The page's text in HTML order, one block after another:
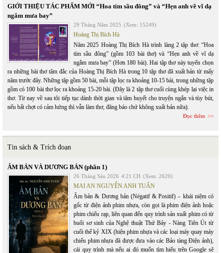
GIỚI THIỆU TÁC PHẨM MỚI “Hoa tím sầu đông” và “Hẹn anh về vĩ dạ
ngắm mưa bay”
29 Tháng Năm 2025 (Xem: 15249)
Hoàng Thị Bích Hà
Năm 2025 Hoàng Thị Bích Hà trình làng 2 tập thơ: “Hoa
tím sầu đông” (gồm 103 bài thơ) và “Hẹn anh về vĩ dạ
ngắm mưa bay” (Hơn 180 bài). Hai tập thơ này tuyển chọn
ra những bài thơ tâm đắc của Hoàng Thị Bích Hà trong 10 tập thơ đã xuất bản từ mấy
năm trước đây. Những tập gồm 50 bài, mỗi tập lọc ra khoảng 10-15 bài, trong những tập
gồm có 100 bài thơ lọc ra khoảng 15-20 bài. (Đây là 2 tập thơ cuối cùng khép lại việc in
thơ. Từ nay về sau tôi tiếp tục dành thời gian và tâm huyết cho truyện ngắn và tùy bút,
nếu bất chợt có cảm hứng thì vẫn làm thơ, đăng báo chứ không xuất bản nữa).
Đọc thêm
Tin sách & Trích đoạn
ÂM BẢN VÀ DƯƠNG BẢN (phần 1)
26 Tháng Sáu 2026 4:21 CH (Xem: 2620)
MAI AN NGUYỄN ANH TUẤN
Âm bản & Dương bản (Négatif & Positif) – khái niệm có
gốc từ điện ảnh phim nhựa, còn gọi là phim điện ảnh hoặc
phim chiếu rạp, liên quan đến quy trình sản xuất phim có từ
buổi sơ sinh của Nghệ thuật Thứ Bảy - Nàng Tiên Út từ
cuối thế kỷ XIX (hiện phim nhựa và các loại máy quay máy
chiếu phim nhựa đã được đưa vào các Bảo tàng Điện ảnh),
cái quy trình mà nếu ai đó muốn tìm hiểu trên Google sẽ